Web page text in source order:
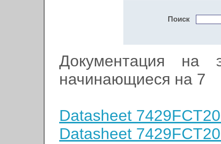
Поиск
Документация на
начинающиеся на 7
Datasheet
Datasheet